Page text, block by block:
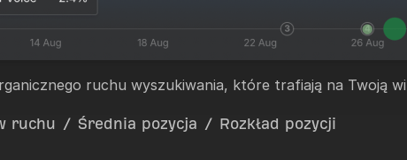
ruchu wyszukiwania, które trafiają na Twoją
ruchu / Średnia pozycja / Rozkład pozycji